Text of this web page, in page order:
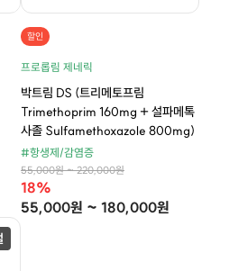
할인
프로롭림 제네릭
박트림 DS (트리메토프림
Trimethoprim 160mg + 설파메톡
사졸 Sulfamethoxazole 800mg)
#항생제/감염증
55,000원 ~ 220,000원
18%
55,000원 ~ 180,000원